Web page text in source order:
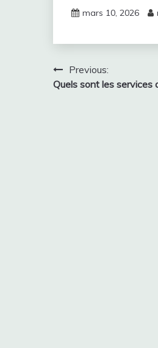
mars 10, 2026
Navigation
de
Previous:
Quels sont les services